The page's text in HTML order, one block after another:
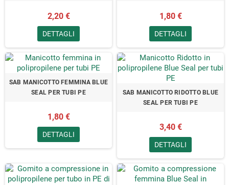
Ebara, Castolin
2,20 €
DETTAGLI
1,80 €
DETTAGLI
SAB MANICOTTO FEMMINA BLUE
SEAL PER TUBI PE
1,80 €
DETTAGLI
SAB MANICOTTO RIDOTTO BLUE
SEAL PER TUBI PE
3,40 €
DETTAGLI